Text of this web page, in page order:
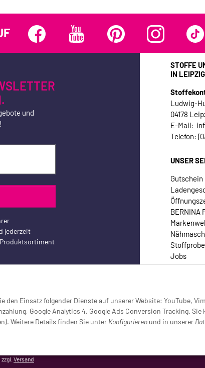
den Einsatz folgender Dienste auf unserer Website: YouTube,
Google Analytics 4, Google Ads Conversion Tracking.
Weitere Details finden Sie unter Konfigurieren und in unserer
und
jederzeit
STOFFE
IN LEIPZIG
Ludwig-
04178
E-Mail:
Telefon:
UNSER
Gutschein
BERNINA
Jobs
Kontakt
Versand